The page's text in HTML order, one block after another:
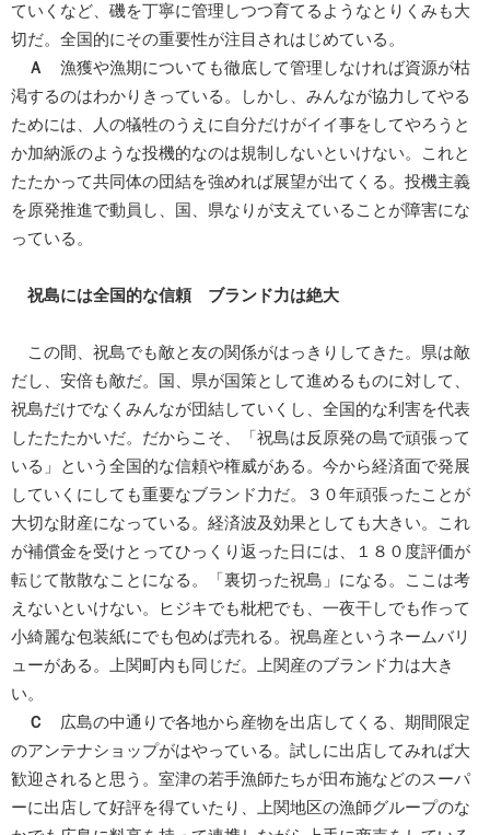
ていくなど、磯を丁寧に管理しつつ育てるようなとりくみも大
切だ。全国的にその重要性が注目されはじめている。
Ａ
漁獲や漁期についても徹底して管理しなければ資源が枯
渇するのはわかりきっている。しかし、みんなが協力してやる
ためには、人の犠牲のうえに自分だけがイイ事をしてやろうと
か加納派のような投機的なのは規制しないといけない。これと
たたかって共同体の団結を強めれば展望が出てくる。投機主義
を原発推進で動員し、国、県なりが支えていることが障害にな
っている。
祝島には全国的な信頼 ブランド力は絶大
この間、祝島でも敵と友の関係がはっきりしてきた。県は敵
だし、安倍も敵だ。国、県が国策として進めるものに対して、
祝島だけでなくみんなが団結していくし、全国的な利害を代表
したたたかいだ。だからこそ、「祝島は反原発の島で頑張って
いる」という全国的な信頼や権威がある。今から経済面で発展
していくにしても重要なブランド力だ。３０年頑張ったことが
大切な財産になっている。経済波及効果としても大きい。これ
が補償金を受けとってひっくり返った日には、１８０度評価が
転じて散散なことになる。「裏切った祝島」になる。ここは考
えないといけない。ヒジキでも枇杷でも、一夜干しでも作って
小綺麗な包装紙にでも包めば売れる。祝島産というネームバリ
ューがある。上関町内も同じだ。上関産のブランド力は大き
い。
Ｃ
広島の中通りで各地から産物を出店してくる、期間限定
のアンテナショップがはやっている。試しに出店してみれば大
歓迎されると思う。室津の若手漁師たちが田布施などのスーパ
ーに出店して好評を得ていたり、上関地区の漁師グループのな